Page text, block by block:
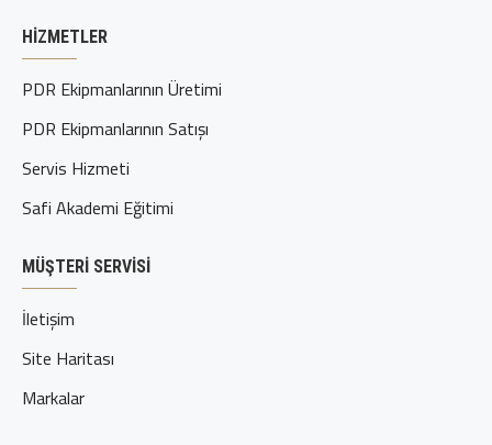
HIZMETLER
PDR Ekipmanlarının Üretimi
PDR Ekipmanlarının Satışı
Servis Hizmeti
Safi Akademi Eğitimi
MÜŞTERI SERVISI
İletişim
Site Haritası
Markalar